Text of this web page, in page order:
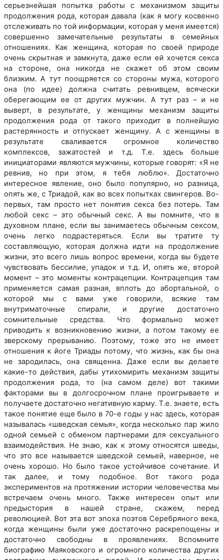
серьезнейшая попытка работы с механизмом защиты
продолжения рода, которая давала (как я могу косвенно
отслеживать по той информации, которая у меня имеется)
совершенно замечательные результаты в семейных
отношениях. Как женщина, которая по своей природе
очень скрытная и замкнута, даже если ей хочется секса
на стороне, она никогда не скажет об этом своим
близким. А тут поощряется со стороны мужа, которого
она (по идее) должна считать ревнивцем, всячески
оберегающим ее от других мужчин. А тут раз – и не
выверт, в результате, у женщины механизм защиты
продолжения рода от такого приходит в полнейшую
растерянность и отпускает женщину. А с женщины в
результате сваливается огромное количество
комплексов, зажатостей и т.д. Т.е. здесь больше
инициаторами являются мужчины, которые говорят: «Я не
ревнив, но при этом, я тебя люблю». Достаточно
интересное явление, оно было популярно, но разница,
опять же, с Триадой, как во всех попытках свингеров. Во-
первых, там просто нет понятия секса без потерь. Там
любой секс – это обычный секс. А вы помните, что в
духовном плане, если вы занимаетесь обычным сексом,
очень легко подрастеряться. Если вы тратите ту
составляющую, которая должна идти на продолжение
жизни, это всего лишь вопрос времени, когда вы будете
чувствовать бессилие, упадок и т.д. И, опять же, второй
момент – это моменты контрацепции. Контрацепция там
применяется самая разная, вплоть до абортальной, о
которой мы с вами уже говорили, всякие там
внутриматочные спирали, и другие достаточно
сомнительные средства. Что формально может
приводить к возникновению жизни, а потом такому ее
зверскому прерыванию. Поэтому, тоже это не имеет
отношения к йоге Триады потому, что жизнь, как бы она
не зародилась, она священна. Даже если вы делаете
какие-то действия, дабы утихомирить механизм защиты
продолжения рода, то (на самом деле) вот такими
факторами вы в долгосрочном плане проигрываете и
получаете достаточно негативную карму. Т.е. знаете, есть
такое понятие еще было в 70-е годы у нас здесь, которая
называлась «шведская семья», когда несколько пар жило
одной семьей с обменом партнерами для сексуального
взаимодействия. Не знаю, как к этому относятся шведы,
что это все называется шведской семьей, наверное, не
очень хорошо. Но было такое устойчивое сочетание. И
так далее, и тому подобное. Вот такого рода
экспериментов на протяжении истории человечества мы
встречаем очень много. Также интересен опыт или
предыстория в нашей стране, скажем, перед
революцией. Вот эта вот эпоха поэтов Серебряного века,
когда женщины были уже достаточно раскрепощены и
достаточно свободны в проявлениях. Вспомните
биографию Маяковского и огромного количества других